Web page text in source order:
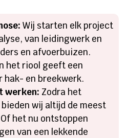
Wij starten elk project
van leidingwerk en
en afvoerbuizen.
het riool geeft een
hak- en breekwerk.
werken: Zodra het
wij altijd de meest
het nu ontstoppen
van een lekkende